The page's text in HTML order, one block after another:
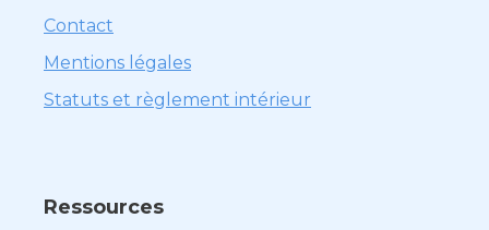
Contact
Mentions légales
Statuts et règlement intérieur
Ressources